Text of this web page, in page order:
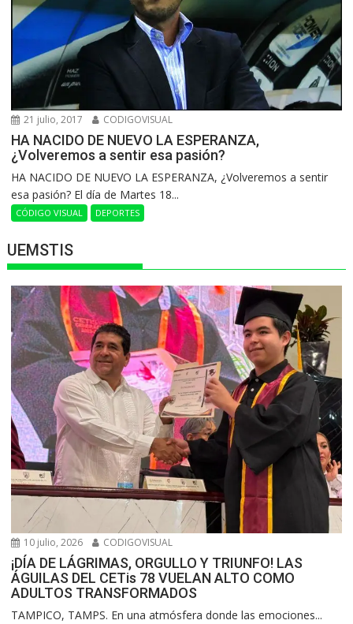
21 julio, 2017 CODIGOVISUAL
HA NACIDO DE NUEVO LA ESPERANZA,
¿Volveremos a sentir esa pasión?
HA NACIDO DE NUEVO LA ESPERANZA, ¿Volveremos a sentir
esa pasión? El día de Martes 18...
CÓDIGO VISUAL DEPORTES
UEMSTIS
10 julio, 2026 CODIGOVISUAL
¡DÍA DE LÁGRIMAS, ORGULLO Y TRIUNFO! LAS
ÁGUILAS DEL CETis 78 VUELAN ALTO COMO
ADULTOS TRANSFORMADOS
​TAMPICO, TAMPS. En una atmósfera donde las emociones...